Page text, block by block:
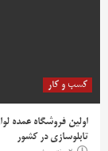
کسب و کار
اولین فروشگاه عمده
تابلوسازی در کشور